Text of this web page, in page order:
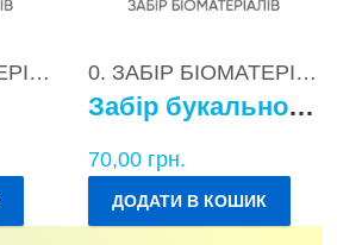
0. ЗАБІР БІОМАТЕРІАЛІВ 0. ЗАБІР БІОМАТЕРІАЛІВ
Забір букального епітелію
70,00 грн.
ДОДАТИ В КОШИК